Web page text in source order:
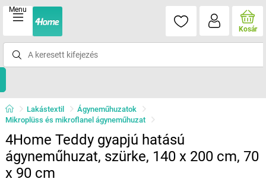
Menu
Kosár
Lakástextil
Ágyneműhuzatok
Mikroplüss és mikroflanel ágyneműhuzat
4Home Teddy gyapjú hatású
ágyneműhuzat, szürke, 140 x 200 cm, 70
x 90 cm